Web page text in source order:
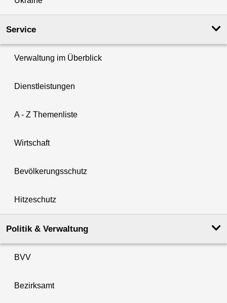
Service
Verwaltung im Überblick
Dienstleistungen
A - Z Themenliste
Wirtschaft
Bevölkerungsschutz
Hitzeschutz
Politik & Verwaltung
BVV
Bezirksamt